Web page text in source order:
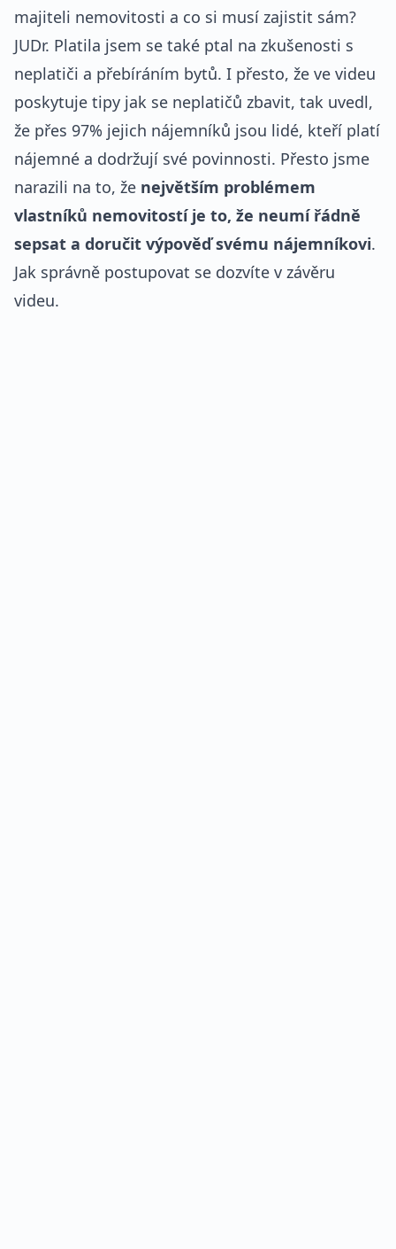
majiteli nemovitosti a co si musí zajistit sám?
JUDr. Platila jsem se také ptal na zkušenosti s
neplatiči a přebíráním bytů. I přesto, že ve videu
poskytuje tipy jak se neplatičů zbavit, tak uvedl,
že přes 97% jejich nájemníků jsou lidé, kteří platí
nájemné a dodržují své povinnosti. Přesto jsme
narazili na to, že největším problémem
vlastníků nemovitostí je to, že neumí řádně
sepsat a doručit výpověď svému nájemníkovi.
Jak správně postupovat se dozvíte v závěru
videu.